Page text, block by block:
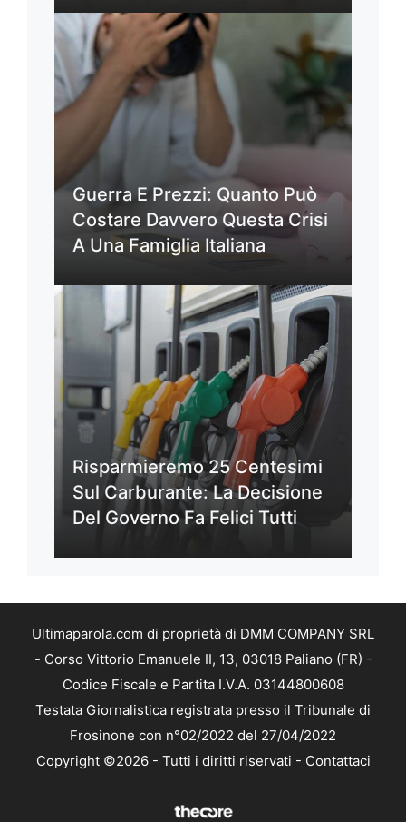
Guerra E Prezzi: Quanto Può
Costare Davvero Questa Crisi
A Una Famiglia Italiana
Risparmieremo 25 Centesimi
Sul Carburante: La Decisione
Del Governo Fa Felici Tutti
Ultimaparola.com di proprietà di DMM COMPANY SRL
- Corso Vittorio Emanuele II, 13, 03018 Paliano (FR) -
Codice Fiscale e Partita I.V.A. 03144800608
Testata Giornalistica registrata presso il Tribunale di
Frosinone con n°02/2022 del 27/04/2022
Copyright ©2026 - Tutti i diritti riservati - Contattaci